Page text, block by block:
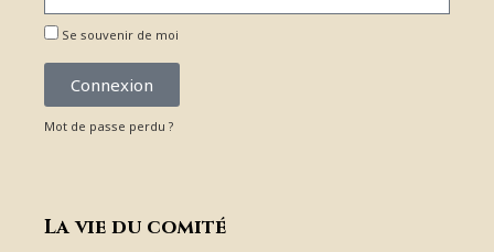
Se souvenir de moi
Connexion
Mot de passe perdu ?
La vie du comité